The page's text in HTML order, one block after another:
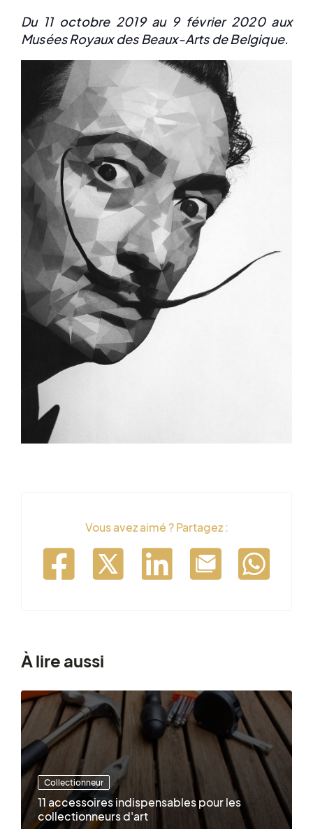
Du 11 octobre 2019 au 9 février 2020 aux
Musées Royaux des Beaux-Arts de Belgique.
Vous avez aimé ? Partagez :
À lire aussi
Collectionneur
11 accessoires indispensables pour les
collectionneurs d'art